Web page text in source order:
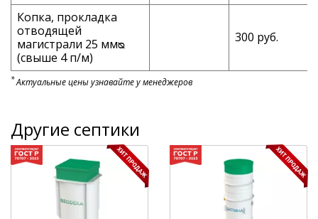
Копка, прокладка
отводящей
магистрали 25 ммᴓ
(свыше 4 п/м)
300 руб.
*Актуальные цены узнавайте у менеджеров
Другие септики